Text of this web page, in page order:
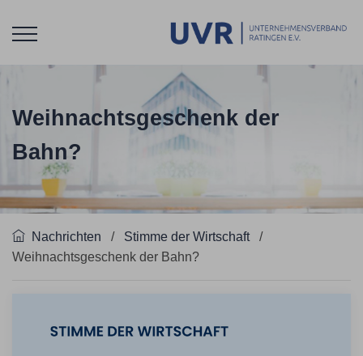
Weihnachtsgeschenk der
Bahn?
Nachrichten / Stimme der Wirtschaft
/
Weihnachtsgeschenk der Bahn?